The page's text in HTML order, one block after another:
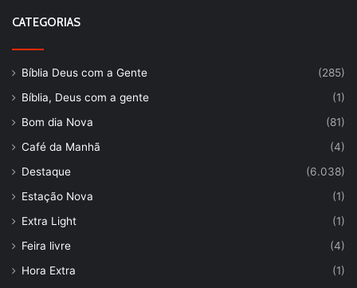
CATEGORIAS
Bíblia Deus com a Gente
(285)
Bíblia, Deus com a gente
(1)
Bom dia Nova
(81)
Café da Manhã
(4)
Destaque
(6.038)
Estação Nova
(1)
Extra Light
(1)
Feira livre
(4)
Hora Extra
(1)